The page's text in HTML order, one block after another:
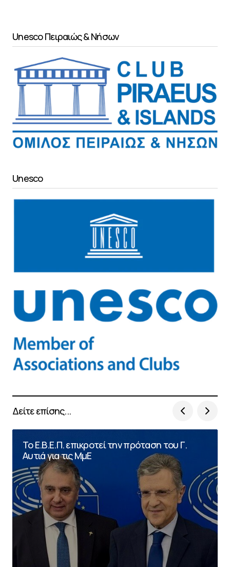
Unesco Πειραιώς & Νήσων
Unesco
Δείτε επίσης...
Το Ε.Β.Ε.Π. επικροτεί την πρόταση του Γ.
Αυτιά για τις ΜμΕ